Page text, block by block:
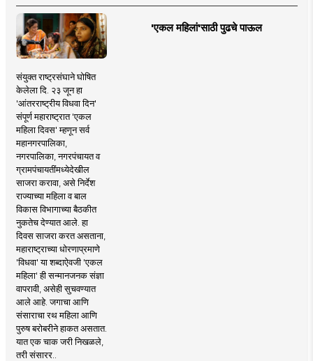
'एकल महिलां'साठी पुढचे पाऊल
संयुक्त राष्ट्रसंघाने घोषित
केलेला दि. २३ जून हा
'आंतरराष्ट्रीय विधवा दिन'
संपूर्ण महाराष्ट्रात 'एकल
महिला दिवस' म्हणून सर्व
महानगरपालिका,
नगरपालिका, नगरपंचायत व
ग्रामपंचायतींमध्येदेखील
साजरा करावा, असे निर्देश
राज्याच्या महिला व बाल
विकास विभागाच्या बैठकीत
नुकतेच देण्यात आले. हा
दिवस साजरा करत असताना,
महाराष्ट्राच्या धोरणाप्रमाणे
'विधवा' या शब्दाऐवजी 'एकल
महिला' ही सन्मानजनक संज्ञा
वापरावी, असेही सुचवण्यात
आले आहे. जगाचा आणि
संसाराचा रथ महिला आणि
पुरुष बरोबरीने हाकत असतात.
यात एक चाक जरी निखळले,
तरी संसारर..